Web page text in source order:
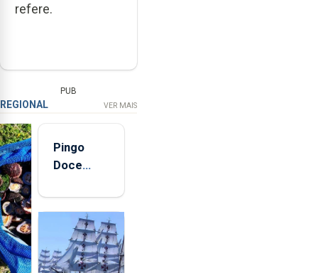
refere.
PUB
REGIONAL VER MAIS
Pingo
Doce
quinta-
feira nova
loja em
São